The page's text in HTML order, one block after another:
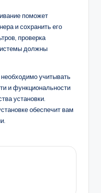
поможет
и сохранить его
проверка
должны
учитывать
и функциональности
установки.
обеспечит вам